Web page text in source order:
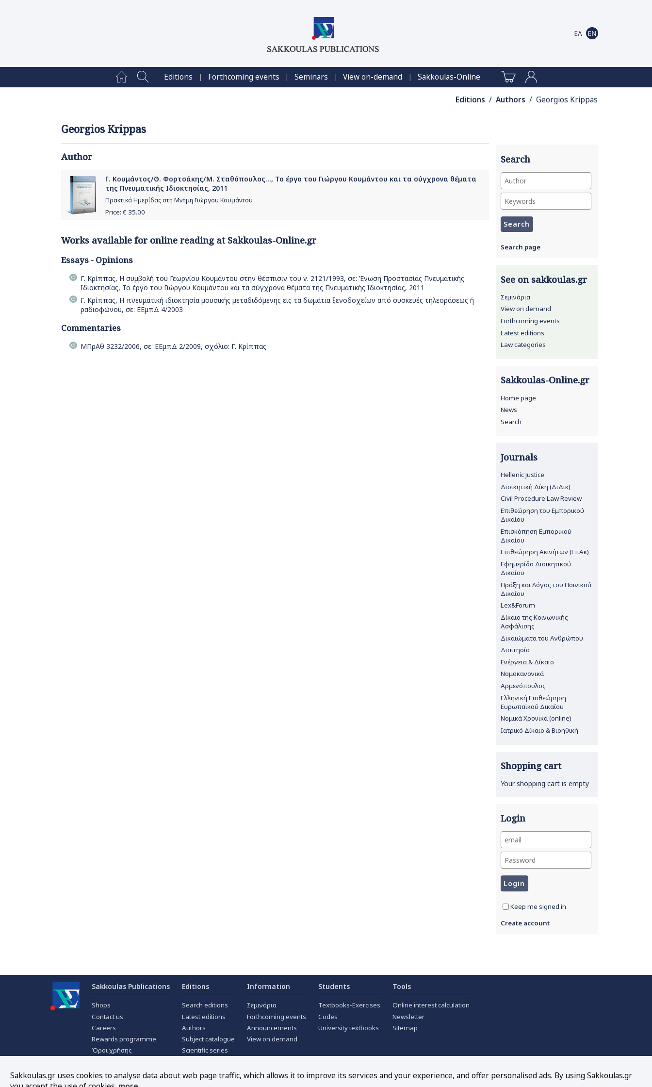
Editions | Forthcoming events | Seminars | View on-demand | Sakkoulas-Online
Editions / Authors / Georgios Krippas
Georgios Krippas
Author
Γ. Κουμάντος/Θ. Φορτσάκης/Μ. Σταθόπουλος..., Το έργο του Γιώργου Κουμάντου και τα σύγχρονα θέματα
της Πνευματικής Ιδιοκτησίας, 2011
Πρακτικά Ημερίδας στη Μνήμη Γιώργου Κουμάντου
Price: € 35.00
Works available for online reading at Sakkoulas-Online.gr
Essays - Opinions
Γ. Κρίππας, Η συμβολή του Γεωργίου Κουμάντου στην θέσπισιν του ν. 2121/1993, σε: Ένωση Προστασίας Πνευματικής
Ιδιοκτησίας, Το έργο του Γιώργου Κουμάντου και τα σύγχρονα θέματα της Πνευματικής Ιδιοκτησίας, 2011
Γ. Κρίππας, Η πνευματική ιδιοκτησία μουσικής μεταδιδόμενης εις τα δωμάτια ξενοδοχείων από συσκευές τηλεοράσεως ή
ραδιοφώνου, σε: ΕΕμπΔ 4/2003
Commentaries
ΜΠρΑθ 3232/2006, σε: ΕΕμπΔ 2/2009, σχόλιο: Γ. Κρίππας
Search
Search page
See on sakkoulas.gr
Σεμινάρια
View on demand
Forthcoming events
Latest editions
Law categories
Sakkoulas-Online.gr
Home page
News
Search
Journals
Hellenic Justice
Διοικητική Δίκη (ΔιΔικ)
Civil Procedure Law Review
Επιθεώρηση του Εμπορικού
Δικαίου
Επισκόπηση Εμπορικού
Δικαίου
Επιθεώρηση Ακινήτων (ΕπΑκ)
Εφημερίδα Διοικητικού
Δικαίου
Πράξη και Λόγος του Ποινικού
Δικαίου
Lex&Forum
Δίκαιο της Κοινωνικής
Ασφάλισης
Δικαιώματα του Ανθρώπου
Διαιτησία
Ενέργεια & Δίκαιο
Νομοκανονικά
Αρμενόπουλος
Ελληνική Επιθεώρηση
Ευρωπαϊκού Δικαίου
Νομικά Χρονικά (online)
Ιατρικό Δίκαιο & Βιοηθική
Shopping cart
Your shopping cart is empty
Login
Keep me signed in
Create account
Sakkoulas Publications
Shops
Contact us
Careers
Rewards programme
Όροι χρήσης
About Cookies
Editions
Search editions
Latest editions
Authors
Subject catalogue
Scientific series
Offers
Information
Σεμινάρια
Forthcoming events
Announcements
View on demand
Students
Textbooks-Exercises
Codes
University textbooks
Tools
Online interest calculation
Newsletter
Sitemap
Sakkoulas.gr uses cookies to analyse data about web page traffic, which allows it to improve its services and your experience, and offer personalised ads. By using Sakkoulas.gr